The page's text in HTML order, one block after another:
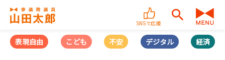
SNSで応援
表現自由 こども 不安 デジタル 経済